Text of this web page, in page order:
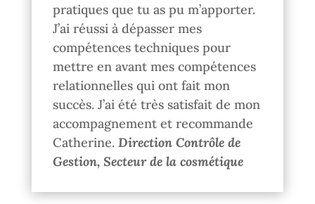
pratiques que tu as pu m’apporter.
J’ai réussi à dépasser mes
compétences techniques pour
mettre en avant mes compétences
relationnelles qui ont fait mon
succès. J’ai été très satisfait de mon
accompagnement et recommande
Catherine. Direction Contrôle de
Gestion, Secteur de la cosmétique